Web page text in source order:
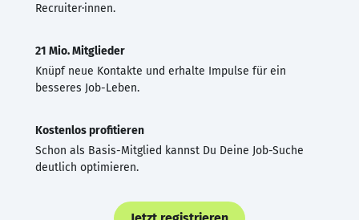
Recruiter·innen.
21 Mio. Mitglieder
Knüpf neue Kontakte und erhalte Impulse für ein
besseres Job-Leben.
Kostenlos profitieren
Schon als Basis-Mitglied kannst Du Deine Job-Suche
deutlich optimieren.